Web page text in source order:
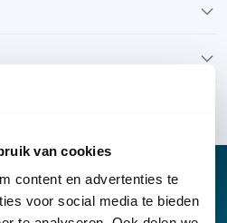
van cookies
content en advertenties te
voor social media te bieden